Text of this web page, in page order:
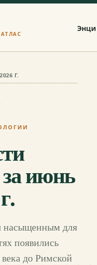
Г.
июнь
насыщенным для
появились
до Римской